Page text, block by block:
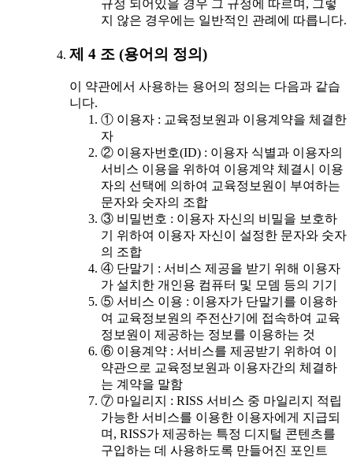
규정 되어있을 경우 그 규정에 따르며, 그렇
지 않은 경우에는 일반적인 관례에 따릅니다.
제 4 조 (용어의 정의)
이 약관에서 사용하는 용어의 정의는 다음과 같습
니다.
① 이용자 : 교육정보원과 이용계약을 체결한
자
② 이용자번호(ID) : 이용자 식별과 이용자의
서비스 이용을 위하여 이용계약 체결시 이용
자의 선택에 의하여 교육정보원이 부여하는
문자와 숫자의 조합
③ 비밀번호 : 이용자 자신의 비밀을 보호하
기 위하여 이용자 자신이 설정한 문자와 숫자
의 조합
④ 단말기 : 서비스 제공을 받기 위해 이용자
가 설치한 개인용 컴퓨터 및 모뎀 등의 기기
⑤ 서비스 이용 : 이용자가 단말기를 이용하
여 교육정보원의 주전산기에 접속하여 교육
정보원이 제공하는 정보를 이용하는 것
⑥ 이용계약 : 서비스를 제공받기 위하여 이
약관으로 교육정보원과 이용자간의 체결하
는 계약을 말함
⑦ 마일리지 : RISS 서비스 중 마일리지 적립
가능한 서비스를 이용한 이용자에게 지급되
며, RISS가 제공하는 특정 디지털 콘텐츠를
구입하는 데 사용하도록 만들어진 포인트